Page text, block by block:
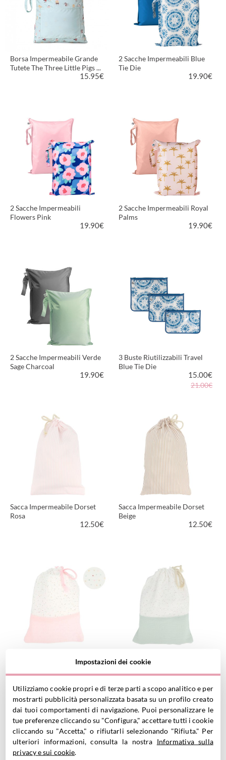
Borsa Impermeabile Grande
Tutete The Three Little Pigs ...
15.95€
VEDI PRODOTTO
2 Sacche Impermeabili Blue
Tie Die
19.90€
VEDI PRODOTTO
2 Sacche Impermeabili
Flowers Pink
19.90€
VEDI PRODOTTO
2 Sacche Impermeabili Royal
Palms
19.90€
2 Sacche Impermeabili Verde
Sage Charcoal
19.90€
VEDI PRODOTTO
3 Buste Riutilizzabili Travel
Blue Tie Die
15.00€
21.00€
VEDI PRODOTTO
Sacca Impermeabile Dorset
Rosa
12.50€
VEDI PRODOTTO
Sacca Impermeabile Dorset
Beige
12.50€
VEDI PRODOTTO
12.50€
VEDI PRODOTTO
Dots Verde
12.50€
VEDI PRODOTTO
Impostazioni dei cookie
Utilizziamo cookie propri e di terze parti a scopo analitico e per
mostrarti pubblicità personalizzata basata su un profilo creato
dai tuoi comportamenti di navigazione. Puoi personalizzare le
tue preferenze cliccando su "Configura," accettare tutti i cookie
cliccando su "Accetta," o rifiutarli selezionando "Rifiuta." Per
ulteriori informazioni, consulta la nostra Informativa sulla
privacy e sui cookie